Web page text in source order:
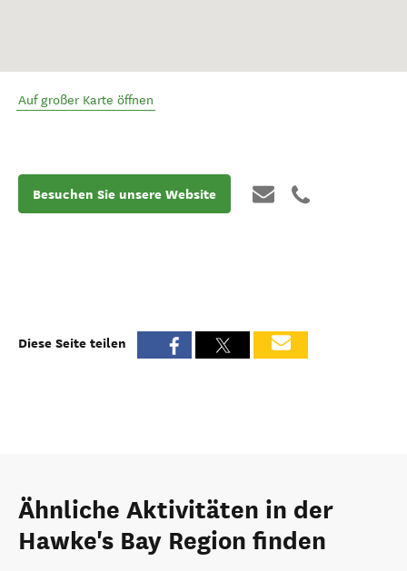
Auf großer Karte öffnen
Besuchen Sie unsere Website
Diese Seite teilen
Ähnliche Aktivitäten in der
Hawke's Bay Region finden